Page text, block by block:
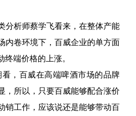
分析师蔡学飞看来，在整体产能
内卷环境下，百威企业的单方面
端价格的上涨。
，百威在高端啤酒市场的品牌
，所以，只要百威能够配合涨价
销工作，应该说还是能够带动百